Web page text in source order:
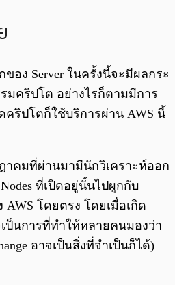
อง Server ในครั้งนี้จะมีผลกระ
มคริปโต อย่างไรก็ตามมีการ
คริปโตก็ใช้บริการผ่าน AWS นี้
าคมที่ผ่านมามีนักวิเคราะห์ออก
ที่เปิดอยู่นั้นไปผูกกับ
AWS โดยตรง โดยเมื่อเกิด
ป็นการที่ทำให้หลายคนมองว่า
อาจเป็นสิ่งที่จำเป็นก็ได้)